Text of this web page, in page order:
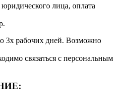
лица, оплата
3х рабочих дней. Возможно
связаться с персональным